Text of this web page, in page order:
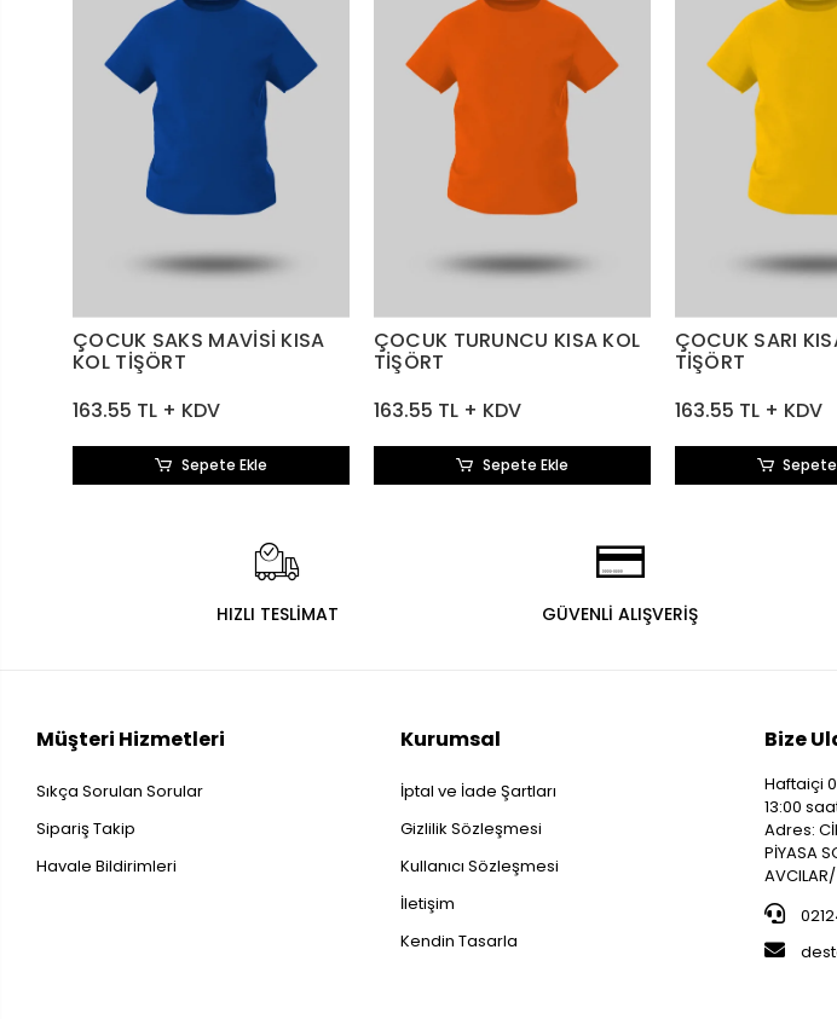
ÇOCUK SAKS MAVİSİ KISA
KOL TİŞÖRT
163.55 TL + KDV
Sepete Ekle
ÇOCUK TURUNCU KISA KOL
TİŞÖRT
163.55 TL + KDV
Sepete Ekle
ÇOCUK SARI
TİŞÖRT
163.55 TL + KDV
Sepete
HIZLI TESLİMAT GÜVENLİ ALIŞVERİŞ
Müşteri Hizmetleri
Sıkça Sorulan Sorular
Sipariş Takip
Havale Bildirimleri
Kurumsal
İptal ve İade Şartları
Gizlilik Sözleşmesi
Kullanıcı Sözleşmesi
İletişim
Kendin Tasarla
Bize
Haftaiçi
13:00
Adres:
PİYASA